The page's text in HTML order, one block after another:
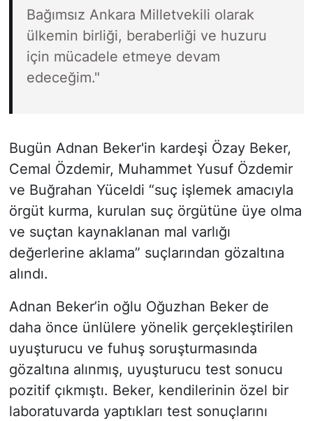
Bağımsız Ankara Milletvekili olarak
ülkemin birliği, beraberliği ve huzuru
için mücadele etmeye devam
edeceğim."
Bugün Adnan Beker'in kardeşi Özay Beker,
Cemal Özdemir, Muhammet Yusuf Özdemir
ve Buğrahan Yüceldi “suç işlemek amacıyla
örgüt kurma, kurulan suç örgütüne üye olma
ve suçtan kaynaklanan mal varlığı
değerlerine aklama” suçlarından gözaltına
alındı.
Adnan Beker’in oğlu Oğuzhan Beker de
daha önce ünlülere yönelik gerçekleştirilen
uyuşturucu ve fuhuş soruşturmasında
gözaltına alınmış, uyuşturucu test sonucu
pozitif çıkmıştı. Beker, kendilerinin özel bir
laboratuvarda yaptıkları test sonuçlarını